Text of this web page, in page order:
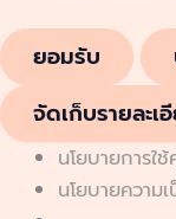
ยอมรับ
จัดเก็บรายละเ
นโยบายการใ
นโยบายความ